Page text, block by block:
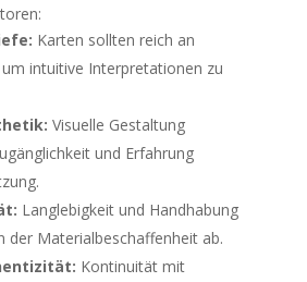
Karten sollten reich an
intuitive Interpretationen zu
Visuelle Gestaltung
und Erfahrung
Langlebigkeit und Handhabung
der Materialbeschaffenheit ab.
Kontinuität mit